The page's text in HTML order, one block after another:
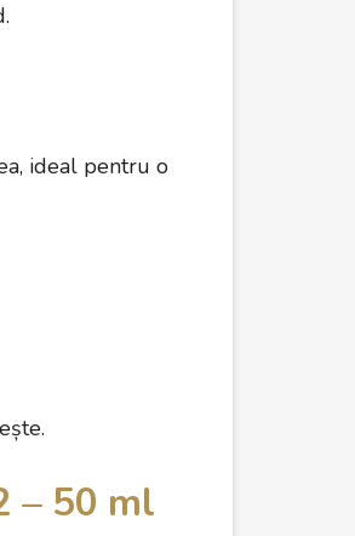
ideal pentru o
– 50 ml